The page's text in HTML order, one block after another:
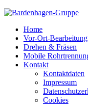
Home
Vor-Ort-Bearbeitung
Drehen & Fräsen
Mobile
Kontakt
Kontaktdaten
Impressum
Cookies